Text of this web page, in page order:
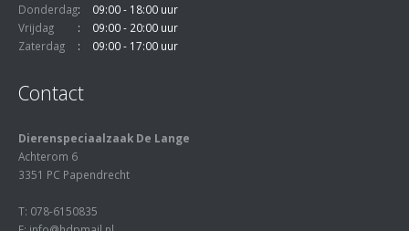
Donderdag
09:00 - 18:00 uur
Vrijdag
09:00 - 20:00 uur
Zaterdag
09:00 - 17:00 uur
Contact
Dierenspeciaalzaak De Lange
Achterom 6
3351 PC Papendrecht
T: 078-6150835